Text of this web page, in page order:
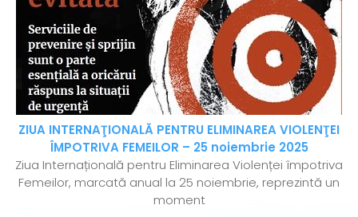
ZIUA INTERNAŢIONALĂ PENTRU ELIMINAREA VIOLENŢEI
ÎMPOTRIVA FEMEILOR – 25 noiembrie 2025
Ziua Internațională pentru Eliminarea Violenței împotriva
Femeilor, marcată anual la 25 noiembrie, reprezintă un
moment